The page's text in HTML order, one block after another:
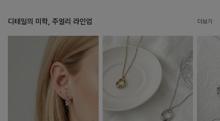
디테일의 미학, 주얼리 라인업 더보기